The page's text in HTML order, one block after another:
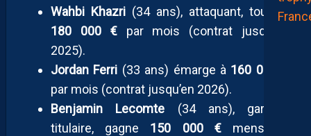
Wahbi Khazri (34 ans), attaquant, touche
180 000 €par mois (contrat jusqu’en
2025).
Jordan Ferri (33 ans) émarge à 160 000 €
par mois (contrat jusqu’en 2026).
Benjamin Lecomte (34 ans), gardien
titulaire, gagne 150 000 €mensuels